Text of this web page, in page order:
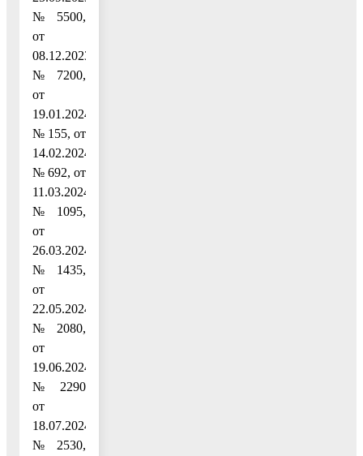
№ 5500,
от
08.12.2023
№ 7200,
от
19.01.2024
№ 155, от
14.02.2024
№ 692, от
11.03.2024
№ 1095,
от
26.03.2024
№ 1435,
от
22.05.2024
№ 2080,
от
19.06.2024
№ 2290
от
18.07.2024
№ 2530,